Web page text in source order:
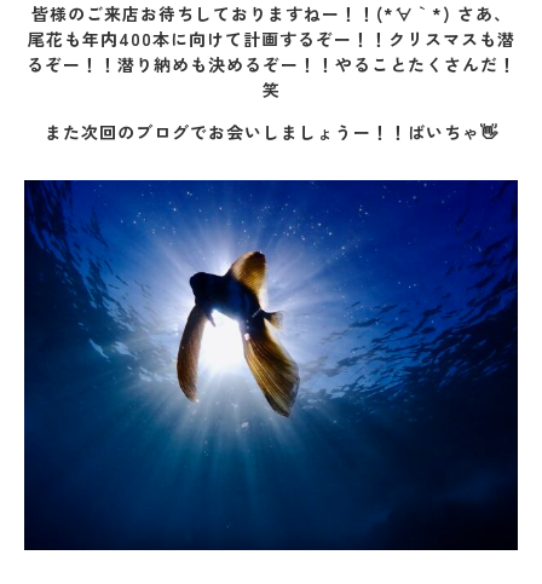
皆様のご来店お待ちしておりますねー！！(*´∀｀*) さあ、
尾花も年内400本に向けて計画するぞー！！クリスマスも潜
るぞー！！潜り納めも決めるぞー！！やることたくさんだ！
笑
また次回のブログでお会いしましょうー！！ばいちゃ👋